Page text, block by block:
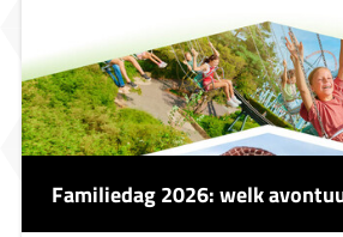
Familiedag 2026: welk